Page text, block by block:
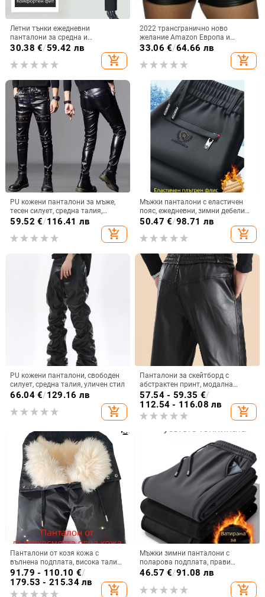
Летни тънки ежедневни
панталони за средна и
напреднала възраст, ледено
копринени панталони за мъже,
еластични ежедневни панталони,
висококачествени панталони
30.38 €/59.42 лв
add_shopping_cart
2022 трансгранично ново
желание Amazon Европа и
Съединените щати едноцветни
ежедневни мъжки къси кожени
панталони независима станция
33.06 €/64.66 лв
add_shopping_cart
PU кожени панталони за мъже,
тесен силует, средна талия,
корейски стил, стил байкър,
59.52 €/116.41 лв
add_shopping_cart
Мъжки панталони с еластичен
пояс, ежедневни, зимни дебели
прави крачоли, с подплата от
флис, топли и без нужда от
гладене
50.47 €/98.71 лв
add_shopping_cart
PU кожени панталони, свободен
силует, средна талия, уличен стил
66.04€/129.16 лв
add_shopping_cart
Панталони за скейтборд с
абстрактен принт, модална
тъкан, PU съдържание, талия
средна
57.54 - 59.35 €/
112.54 - 116.08 лв
add_shopping_cart
Панталони от козя кожа с
вълнена подплата, висока талия,
за зимна топлина – за средна
възраст и възрастни
91.79 - 110.10 €/
179.53 - 215.34 лв
add_shopping_cart
Мъжки зимни панталони с
поларова подплата, прави
крачоли, с колан, за мъже на
материя
46.57 €/91.08 лв
add_shopping_cart